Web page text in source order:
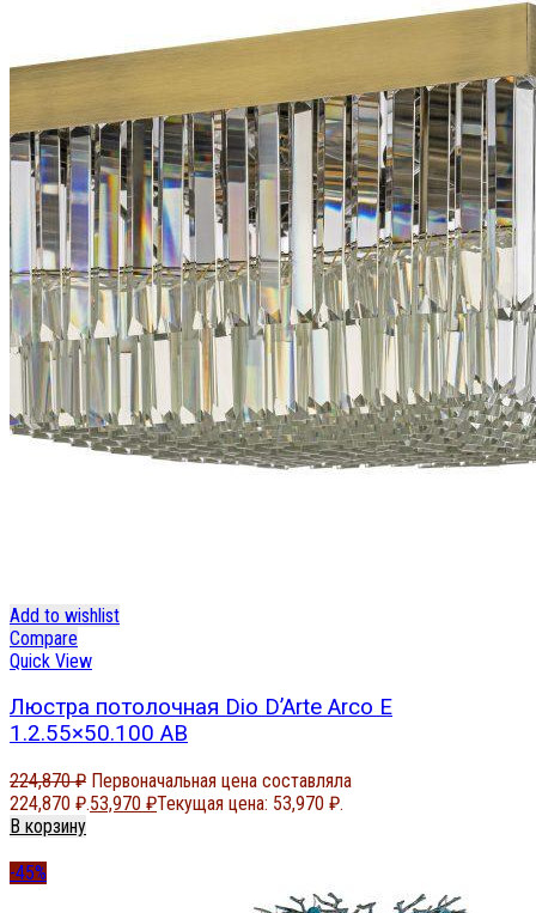
Add to wishlist
Compare
Quick View
Люстра потолочная Dio D’Arte Arco E
1.2.55×50.100 AB
224,870₽ Первоначальная цена составляла
224,870 ₽.53,970 ₽Текущая цена: 53,970 ₽.
В корзину
-45%